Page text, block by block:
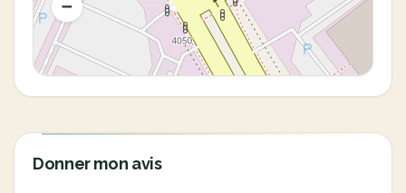
Donner mon avis